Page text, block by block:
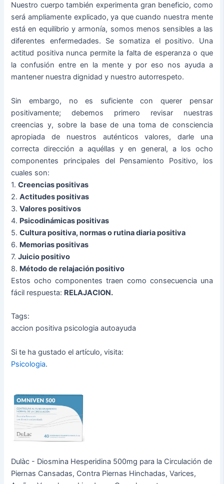
Nuestro cuerpo también experimenta gran beneficio, como
será ampliamente explicado, ya que cuando nuestra mente
está en equilibrio y armonía, somos menos sensibles a las
diferentes enfermedades. Se somatiza el positivo. Una
actitud positiva nunca permite la falta de esperanza o que
la confusión entre en la mente y por eso nos ayuda a
mantener nuestra dignidad y nuestro autorrespeto.
Sin embargo, no es suficiente con querer pensar
positivamente; debemos primero revisar nuestras
creencias y, sobre la base de una toma de consciencia
apropiada de nuestros auténticos valores, darle una
correcta dirección a aquéllas y en general, a los ocho
componentes principales del Pensamiento Positivo, los
cuales son:
1.Creencias positivas
2.Actitudes positivas
3.Valores positivos
4. Psicodinámicas positivas
5.Cultura positiva, normas o rutina diaria positiva
6. Memorias positivas
7.Juicio positivo
8. Método de relajación positivo
Estos ocho componentes traen como consecuencia una
fácil respuesta: RELAJACION.
Tags:
accion positiva psicologia autoayuda
Si te ha gustado el artículo, visita:
Psicologia.
Dulàc - Diosmina Hesperidina 500mg para la Circulación de
Piernas Cansadas, Contra Piernas Hinchadas, Varices,